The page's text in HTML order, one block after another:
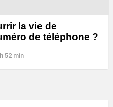
la vie de
de téléphone ?
52 min